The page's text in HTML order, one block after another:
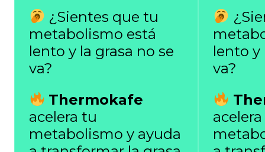
¿Sientes que tu
metabolismo está
lento y la grasa no se
va?
Thermokafe
acelera tu
metabolismo y ayuda
lento y
va?